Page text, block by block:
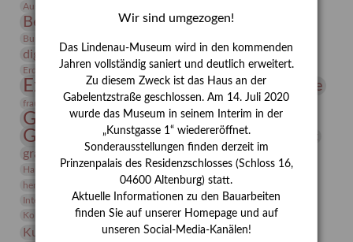
Ausstellung „Vier Winde“
Bernhard August von Lindenau
Burg Posterstein
digitallabor Entartete Kunst
Enteignung
Erdmann Julius Dietrich
Erlebnisportal estrusker Exlibris
Expressionismus Festrede Florenz Fotografie
frauen Frauen in der Antike und heute
Gerhard-Altenbourg-Preis
Gerhard Altenbourg
Gerhard Kurt Müller
grafische sammlung griechische Mythologie
Hanns-Conon von der Gabelentz Heinrich Kirchhoff Heldinnen
herman de vries Humboldt
Insekten
Integriertes Schädlingsmanagement
Italien Jahresempfang
Jubiläum
Kolosseum
Kooperationsausstellung Korkmodelle Kunst
Kunstmuseum Kunstvermittlung Kunst von Kühl
Wir sind umgezogen!
Das Lindenau-Museum wird in den kommenden
Jahren vollständig saniert und deutlich erweitert.
Zu diesem Zweck ist das Haus an der
Gabelentzstraße geschlossen. Am 14. Juli 2020
wurde das Museum in seinem Interim in der
„Kunstgasse 1“ wiedereröffnet.
Sonderausstellungen finden derzeit im
Prinzenpalais des Residenzschlosses (Schloss 16,
04600 Altenburg) statt.
Aktuelle Informationen zu den Bauarbeiten
finden Sie auf unserer Homepage und auf
unseren Social-Media-Kanälen!